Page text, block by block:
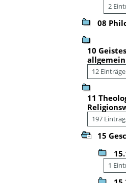
2
08
10
allgemein
12 Einträge
11
197
15
1